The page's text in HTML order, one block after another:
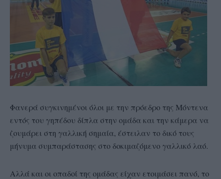
Φανερά συγκινημένοι όλοι με την πρόεδρο της Μόντενα
εντός του γηπέδου δίπλα στην ομάδα και την κάμερα να
ζουμάρει στη γαλλική σημαία, έστειλαν το δικό τους
μήνυμα συμπαράστασης στο δοκιμαζόμενο γαλλικό λαό.
Αλλά και οι οπαδοί της ομάδας είχαν ετοιμάσει πανό, το